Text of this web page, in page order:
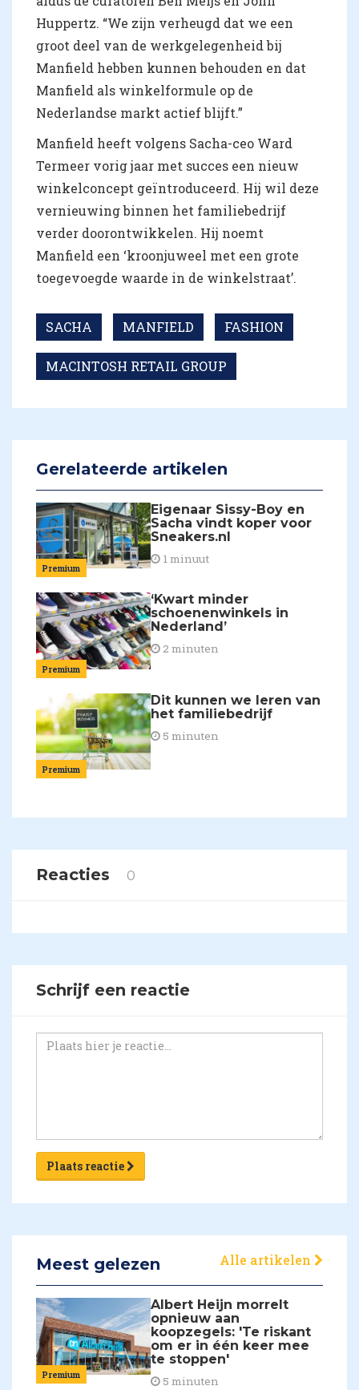
Huppertz. “We zijn verheugd dat we een
groot deel van de werkgelegenheid bij
Manfield hebben kunnen behouden en dat
Manfield als winkelformule op de
Nederlandse markt actief blijft.”
Manfield heeft volgens Sacha-ceo Ward
Termeer vorig jaar met succes een nieuw
winkelconcept geïntroduceerd. Hij wil deze
vernieuwing binnen het familiebedrijf
verder doorontwikkelen. Hij noemt
Manfield een ‘kroonjuweel met een grote
toegevoegde waarde in de winkelstraat’.
SACHA MANFIELD FASHION
MACINTOSH RETAIL GROUP
Gerelateerde artikelen
Premium
Eigenaar Sissy-Boy en
Sacha vindt koper voor
Sneakers.nl
1 minuut
Premium
‘Kwart minder
schoenenwinkels in
Nederland’
2 minuten
Premium
Dit kunnen we leren van
het familiebedrijf
5 minuten
Reacties 0
Schrijf een reactie
Plaats reactie
Meest gelezen Alle artikelen
Premium
Albert Heijn morrelt
opnieuw aan
koopzegels: 'Te riskant
om er in één keer mee
te stoppen'
5 minuten